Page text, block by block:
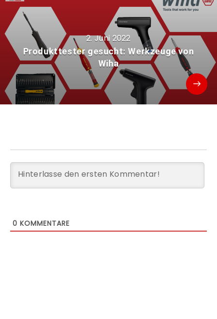
2. Juni 2022
Produkttester gesucht: Werkzeuge von
Wiha
0 KOMMENTARE